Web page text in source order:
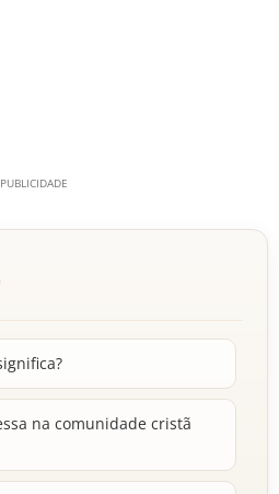
na comunidade cristã